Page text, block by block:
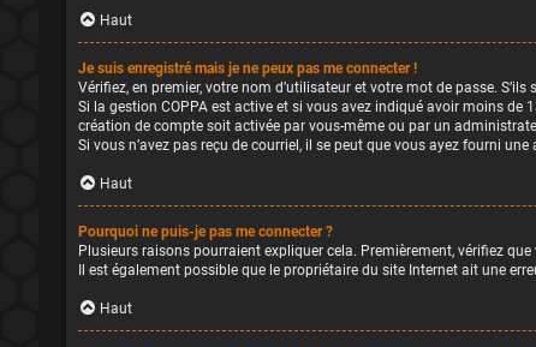
Haut
Je suis enregistré mais je ne peux pas me connecter !
Vérifiez, en premier, votre nom d’utilisateur et votre mot de passe.
Si la gestion COPPA est active et si vous avez indiqué avoir moins
création de compte soit activée par vous-même ou par un
Si vous n’avez pas reçu de courriel, il se peut que vous ayez fourni
Haut
Pourquoi ne puis-je pas me connecter ?
Plusieurs raisons pourraient expliquer cela. Premièrement, vérifiez
Il est également possible que le propriétaire du site Internet ait une
Haut